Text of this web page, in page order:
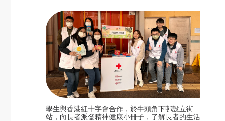
學生與香港紅十字會合作，於牛頭角下邨設立街
站，向長者派發精神健康小冊子，了解長者的生活